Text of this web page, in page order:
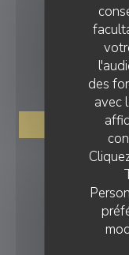
des
avec
108 BIS